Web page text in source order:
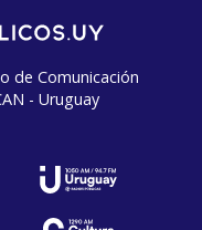
de Comunicación
- Uruguay